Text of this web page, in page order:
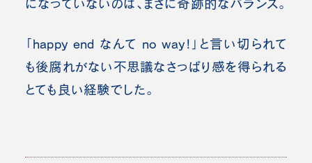
になっていないのは、まさに奇跡的なバランス。
「happy end なんて no way!」と言い切られて
も後腐れがない不思議なさっぱり感を得られる
とても良い経験でした。